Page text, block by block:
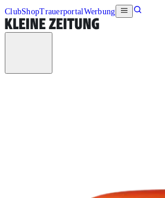
ClubShopTrauerportalWerbung